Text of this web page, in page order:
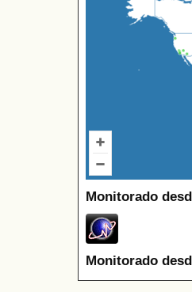
Monitorado
Monitorado